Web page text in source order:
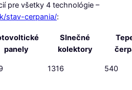
pre všetky 4 technológie –
stav-cerpania/:
panely
Slnečné
kolektory
1316 540